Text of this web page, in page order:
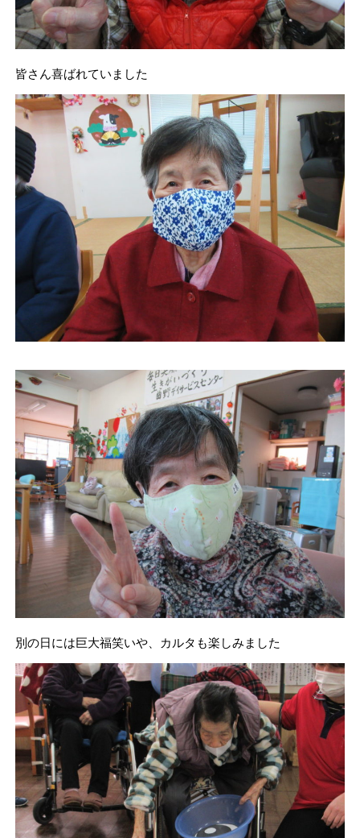
皆さん喜ばれていました
別の日には巨大福笑いや、カルタも楽しみました